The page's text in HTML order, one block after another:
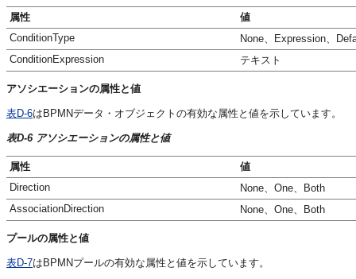
属性
値
ConditionType
None、Expression、
ConditionExpression
テキスト
アソシエーションの属性と値
表D-6はBPMNデータ・オブジェクトの有効な属性と値を示しています。
表D-6 アソシエーションの属性と値
属性
値
Direction
None、One、Both
AssociationDirection
None、One、Both
プールの属性と値
表D-7はBPMNプールの有効な属性と値を示しています。